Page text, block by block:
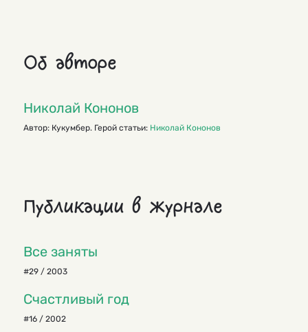
Об авторе
Николай Кононов
Автор: Кукумбер. Герой статьи: Николай Кононов
Публикации в журнале
Все заняты
#29 / 2003
Счастливый год
#16 / 2002